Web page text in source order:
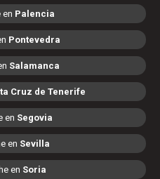
en Palencia
Pontevedra
Salamanca
Cruz de Tenerife
en Segovia
en Sevilla
en Soria